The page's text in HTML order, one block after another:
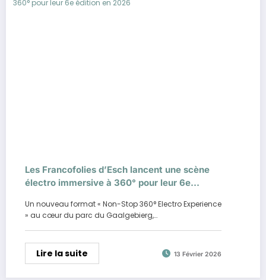
Les Francofolies d’Esch lancent une scène
électro immersive à 360° pour leur 6e
Un nouveau format « Non-Stop 360° Electro Experience
» au cœur du parc du Gaalgebierg,…
Lire la suite 13 Février 2026